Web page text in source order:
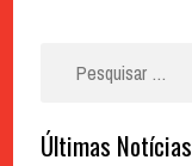
Últimas Notícias